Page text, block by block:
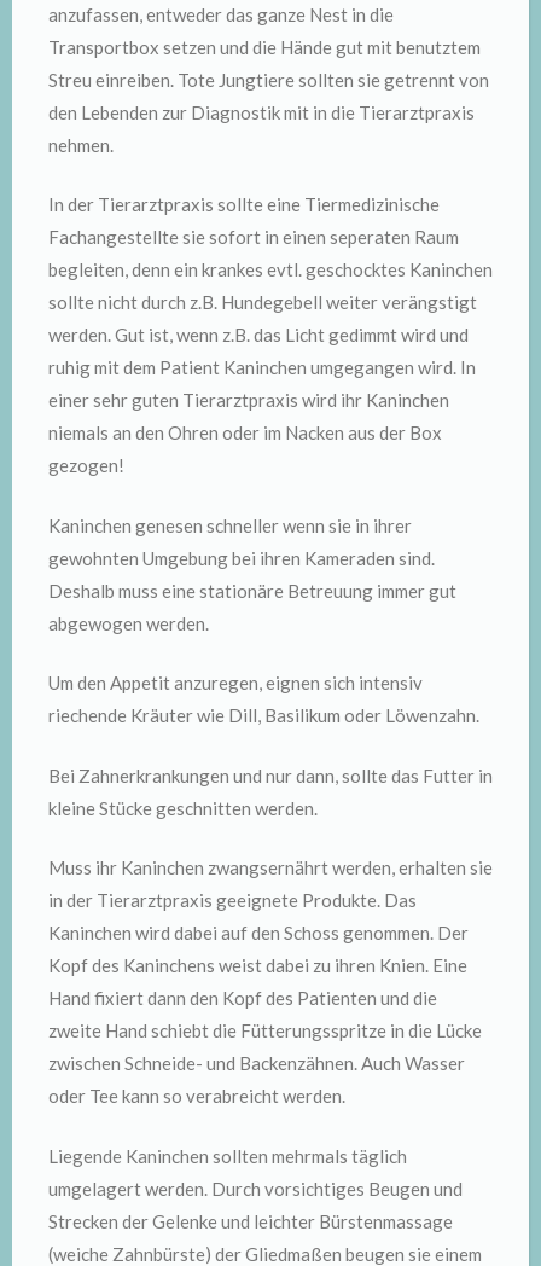
anzufassen, entweder das ganze Nest in die
Transportbox setzen und die Hände gut mit benutztem
Streu einreiben. Tote Jungtiere sollten sie getrennt von
den Lebenden zur Diagnostik mit in die Tierarztpraxis
nehmen.
In der Tierarztpraxis sollte eine Tiermedizinische
Fachangestellte sie sofort in einen seperaten Raum
begleiten, denn ein krankes evtl. geschocktes Kaninchen
sollte nicht durch z.B. Hundegebell weiter verängstigt
werden. Gut ist, wenn z.B. das Licht gedimmt wird und
ruhig mit dem Patient Kaninchen umgegangen wird. In
einer sehr guten Tierarztpraxis wird ihr Kaninchen
niemals an den Ohren oder im Nacken aus der Box
gezogen!
Kaninchen genesen schneller wenn sie in ihrer
gewohnten Umgebung bei ihren Kameraden sind.
Deshalb muss eine stationäre Betreuung immer gut
abgewogen werden.
Um den Appetit anzuregen, eignen sich intensiv
riechende Kräuter wie Dill, Basilikum oder Löwenzahn.
Bei Zahnerkrankungen und nur dann, sollte das Futter in
kleine Stücke geschnitten werden.
Muss ihr Kaninchen zwangsernährt werden, erhalten sie
in der Tierarztpraxis geeignete Produkte. Das
Kaninchen wird dabei auf den Schoss genommen. Der
Kopf des Kaninchens weist dabei zu ihren Knien. Eine
Hand fixiert dann den Kopf des Patienten und die
zweite Hand schiebt die Fütterungsspritze in die Lücke
zwischen Schneide- und Backenzähnen. Auch Wasser
oder Tee kann so verabreicht werden.
Liegende Kaninchen sollten mehrmals täglich
umgelagert werden. Durch vorsichtiges Beugen und
Strecken der Gelenke und leichter Bürstenmassage
(weiche Zahnbürste) der Gliedmaßen beugen sie einem